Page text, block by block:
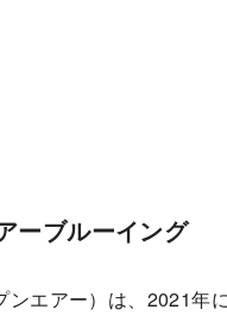
ーブルーイング
ンエアー）は、2021年